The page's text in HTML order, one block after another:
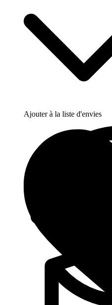
Ajouter à la liste d'envies